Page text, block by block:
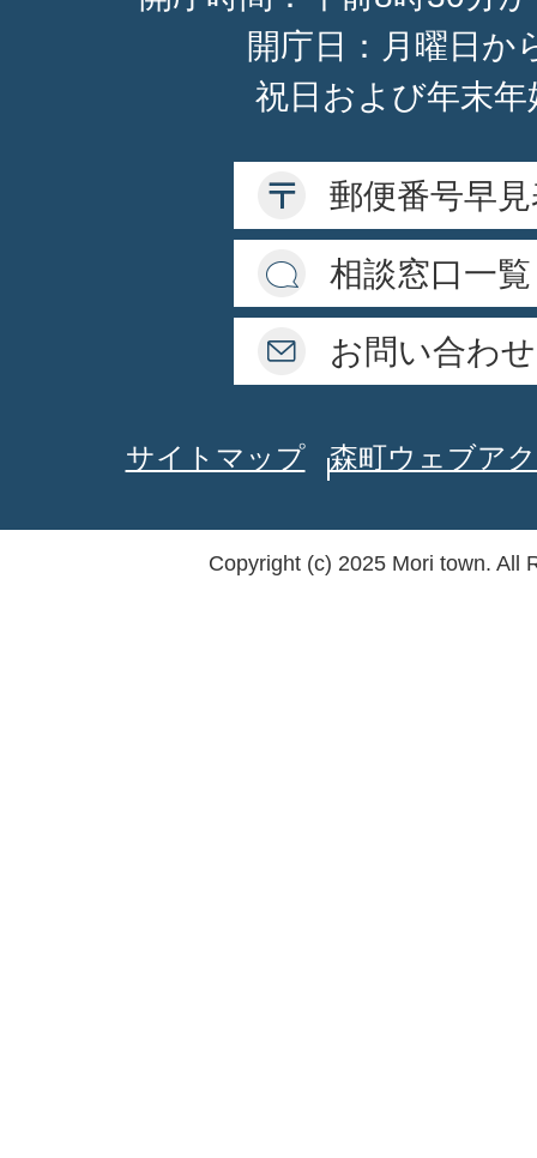
開庁日：月曜日か
祝日および年末
郵便番号早
相談窓口一覧
お問い合わせ
サイトマップ 森町ウェブア
Copyright (c) 2025 Mori town. All